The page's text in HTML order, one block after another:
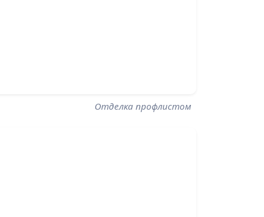
Отделка профлистом